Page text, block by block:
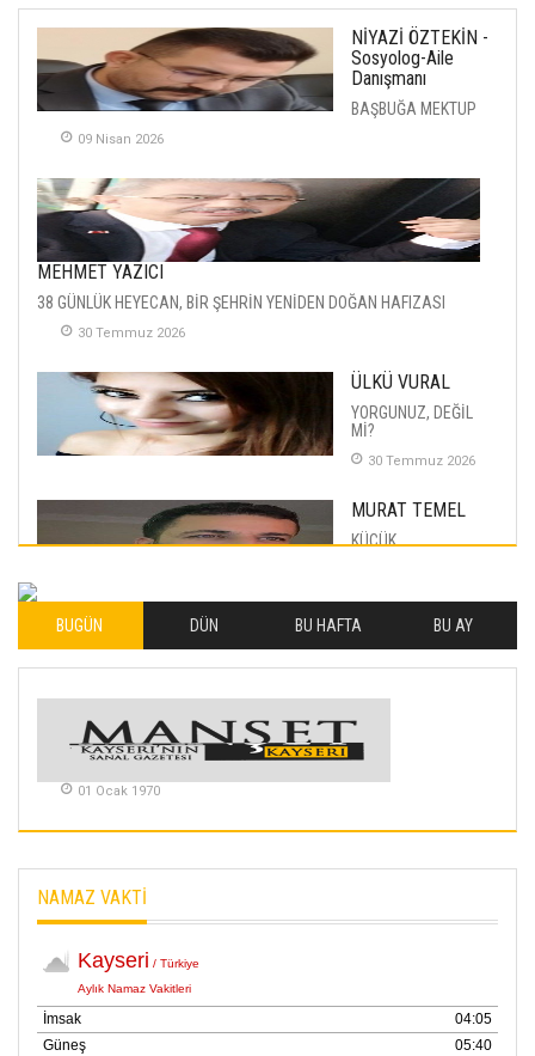
NİYAZİ ÖZTEKİN -
Sosyolog-Aile
Danışmanı
BAŞBUĞA MEKTUP
09 Nisan 2026
MEHMET YAZICI
38 GÜNLÜK HEYECAN, BİR ŞEHRİN YENİDEN DOĞAN HAFIZASI
30 Temmuz 2026
ÜLKÜ VURAL
YORGUNUZ, DEĞİL
Mİ?
30 Temmuz 2026
MURAT TEMEL
KÜÇÜK
İLHAN YILMAZ
SOFRADA AYRIMCILIK
METİN ERTEM
YAŞANANLAR!
Merve Şimşek
BUGÜN DÜN BU HAFTA BU AY
01 Ocak 1970
NAMAZ VAKTİ